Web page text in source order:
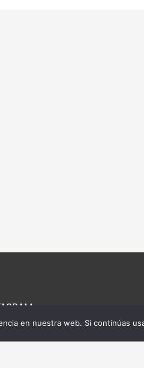
en nuestra web. Si continúas